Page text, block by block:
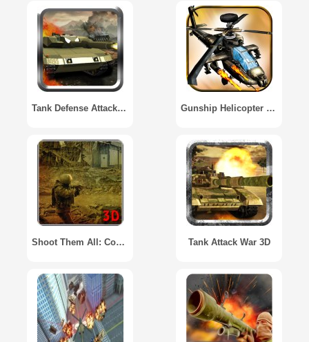
Tank Defense Attack War 3D Gunship Helicopter Battle 3D
Shoot Them All: Commando Tank Attack War 3D